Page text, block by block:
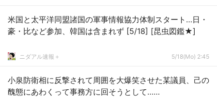
米国と太平洋同盟諸国の軍事情報協力体制スタート…日・
豪・比など参加、韓国は含まれず [5/18] [昆虫図鑑★]
ニダアル速報＋ 5/18(Mo) 2:45
小泉防衛相に反撃されて周囲を大爆笑させた某議員、己の
醜態にあわくって事務方に回そうとして……